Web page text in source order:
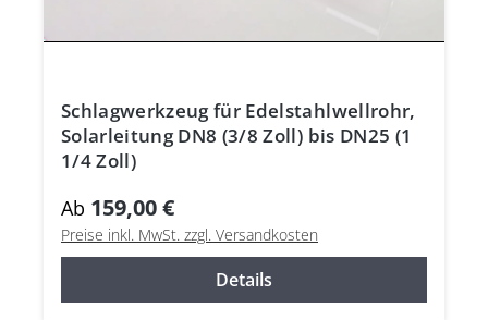
Schlagwerkzeug für Edelstahlwellrohr,
Solarleitung DN8 (3/8 Zoll) bis DN25 (1
1/4 Zoll)
Ab 159,00 €
Preise inkl. MwSt. zzgl. Versandkosten
Details